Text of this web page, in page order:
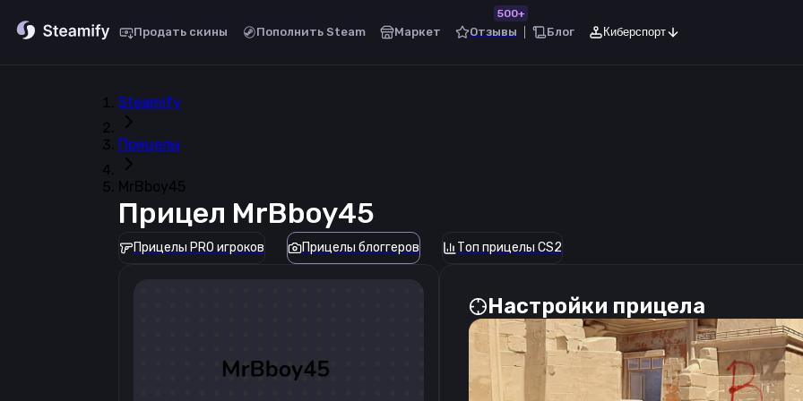
Продать скины Пополнить Steam Маркет Отзывы
500+
Блог Киберспорт
Steamify
Прицелы
MrBboy45
Прицел MrBboy45
Прицелы PRO игроков Прицелы блоггеров Топ прицелы CS2
Настройки прицела